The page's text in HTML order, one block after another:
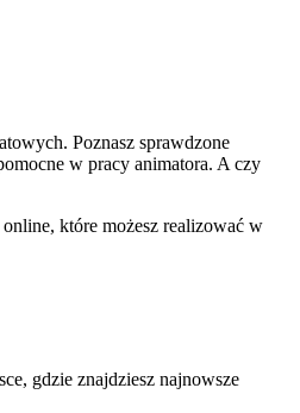
Poznasz sprawdzone
w pracy animatora. A czy
które możesz realizować w
gdzie znajdziesz najnowsze